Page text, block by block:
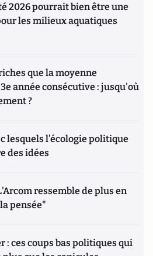
2026 pourrait bien être une
les milieux aquatiques
que la moyenne
année consécutive : jusqu'où
?
lesquels l’écologie politique
des idées
ressemble de plus en
pensée"
ces coups bas politiques qui